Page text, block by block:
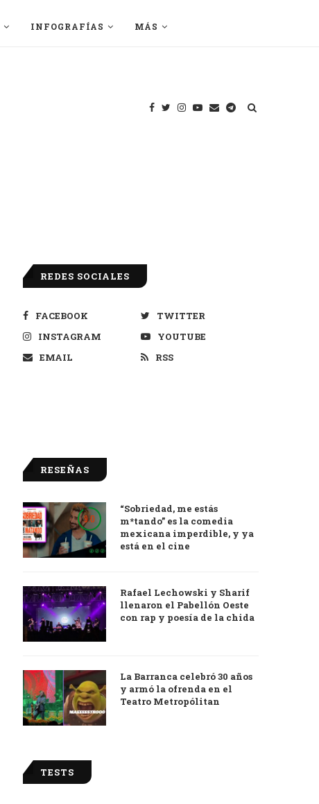
INFOGRAFÍAS MÁS
REDES SOCIALES
FACEBOOK
TWITTER
INSTAGRAM
YOUTUBE
EMAIL
RSS
RESEÑAS
9.0
“Sobriedad, me estás
m*tando” es la comedia
mexicana imperdible, y ya
está en el cine
Rafael Lechowski y Sharif
llenaron el Pabellón Oeste
con rap y poesía de la chida
La Barranca celebró 30 años
y armó la ofrenda en el
Teatro Metropólitan
TESTS